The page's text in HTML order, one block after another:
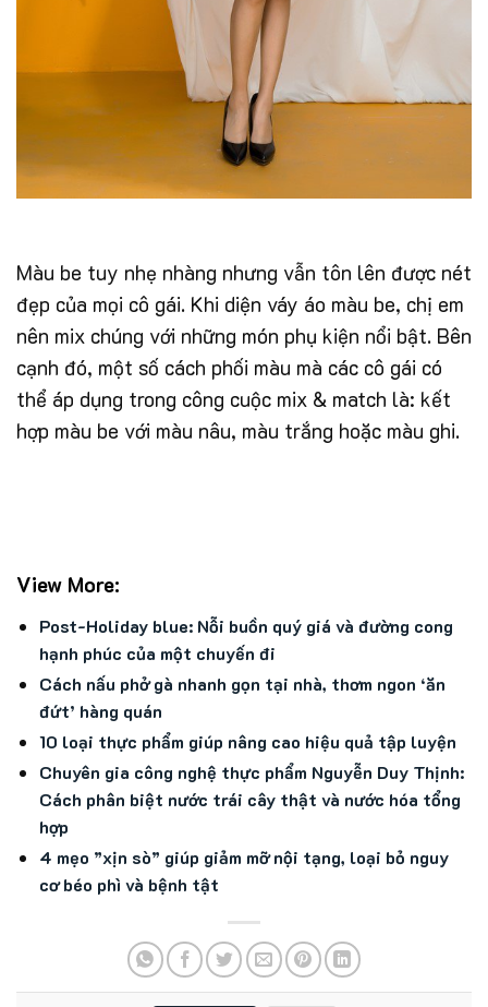
Màu be tuy nhẹ nhàng nhưng vẫn tôn lên được nét
đẹp của mọi cô gái. Khi diện váy áo màu be, chị em
nên mix chúng với những món phụ kiện nổi bật. Bên
cạnh đó, một số cách phối màu mà các cô gái có
thể áp dụng trong công cuộc mix & match là: kết
hợp màu be với màu nâu, màu trắng hoặc màu ghi.
View More:
Post-Holiday blue: Nỗi buồn quý giá và đường cong
hạnh phúc của một chuyến đi
Cách nấu phở gà nhanh gọn tại nhà, thơm ngon ‘ăn
đứt’ hàng quán
10 loại thực phẩm giúp nâng cao hiệu quả tập luyện
Chuyên gia công nghệ thực phẩm Nguyễn Duy Thịnh:
Cách phân biệt nước trái cây thật và nước hóa tổng
hợp
4 mẹo ”xịn sò” giúp giảm mỡ nội tạng, loại bỏ nguy
cơ béo phì và bệnh tật